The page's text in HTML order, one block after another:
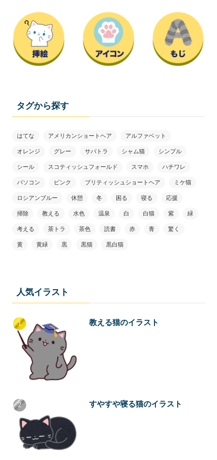
タグから探す
はてな アメリカンショートヘア アルファベット
オレンジ グレー サバトラ シャム猫 シンプル
シール スコティッシュフォールド スマホ ハチワレ
パソコン ピンク ブリティッシュショートヘア ミケ猫
ロシアンブルー 休憩 冬 困る 寝る 応援
掃除 教える 水色 温泉 白 白猫 紫 緑
考える 茶トラ 茶色 読書 赤 青 驚く
黄 黄緑 黒 黒猫 黒白猫
人気イラスト
教える猫のイラスト
すやすや寝る猫のイラスト